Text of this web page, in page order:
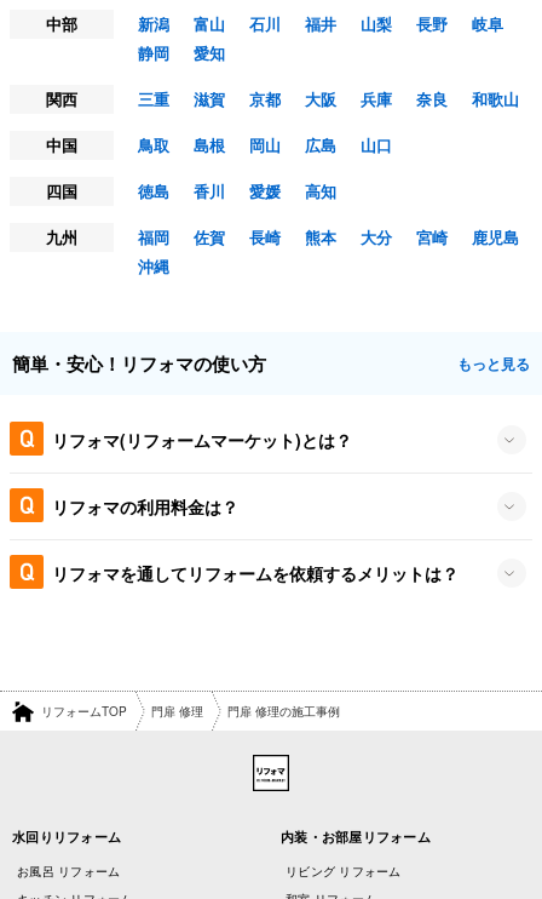
中部
新潟 富山 石川 福井 山梨 長野
岐阜
静岡
愛知
関西
三重 滋賀 京都 大阪 兵庫 奈良
和歌山
中国
鳥取 島根 岡山 広島
山口
四国
徳島 香川 愛媛
高知
九州
福岡 佐賀 長崎 熊本 大分 宮崎
鹿児島
沖縄
簡単・安心！リフォマの使い方 もっと見る
リフォマ(リフォームマーケット)とは？
リフォマの利用料金は？
リフォマを通してリフォームを依頼するメリットは？
リフォームTOP 門扉 修理 門扉 修理の施工事例
水回りリフォーム
お風呂 リフォーム
内装・お部屋リフォーム
リビング リフォーム